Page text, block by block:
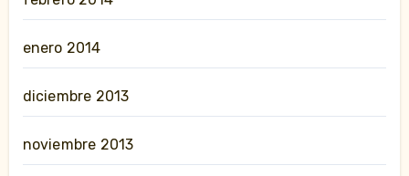
enero 2014
diciembre 2013
noviembre 2013